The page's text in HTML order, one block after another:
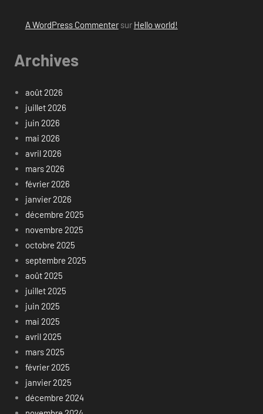
A WordPress Commentersur Hello world!
Archives
août 2026
juillet 2026
juin 2026
mai 2026
avril 2026
mars 2026
février 2026
janvier 2026
décembre 2025
novembre 2025
octobre 2025
septembre 2025
août 2025
juillet 2025
juin 2025
mai 2025
avril 2025
mars 2025
février 2025
janvier 2025
décembre 2024